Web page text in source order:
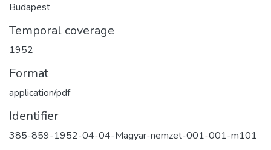
Budapest
Temporal coverage
1952
Format
application/pdf
Identifier
385-859-1952-04-04-Magyar-nemzet-001-001-m101